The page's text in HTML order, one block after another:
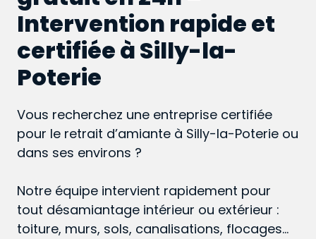
Intervention rapide et
certifiée à Silly-la-
Poterie
Vous recherchez une entreprise certifiée
pour le retrait d’amiante à Silly-la-Poterie ou
dans ses environs ?
Notre équipe intervient rapidement pour
tout désamiantage intérieur ou extérieur :
toiture, murs, sols, canalisations, flocages…